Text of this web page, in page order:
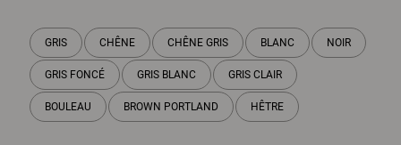
GRIS CHÊNE CHÊNE GRIS BLANC NOIR
GRIS FONCÉ GRIS BLANC GRIS CLAIR
BOULEAU BROWN PORTLAND HÊTRE